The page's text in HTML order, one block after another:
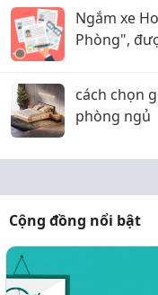
Ngắm xe
Phòng",
cách chọn
phòng ngủ
Cộng đồng nổi bật